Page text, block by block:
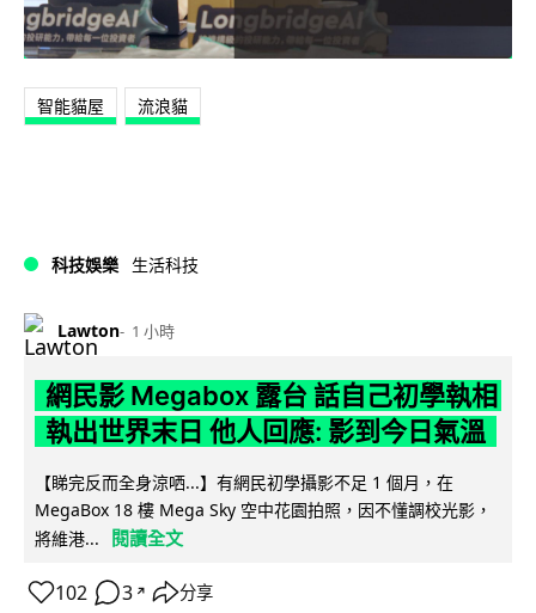
智能貓屋 流浪貓
科技娛樂 生活科技
Lawton 1 小時
網民影 Megabox 露台 話自己初學執相
執出世界末日 他人回應: 影到今日氣溫
【睇完反而全身涼哂...】有網民初學攝影不足 1 個月，在
MegaBox 18 樓 Mega Sky 空中花園拍照，因不懂調校光影，
將維港...
閱讀全文
102 3 ↗ 分享